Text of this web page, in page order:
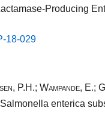
Producing
​18​-​029​
P.H.; Wampande, E.;
enterica